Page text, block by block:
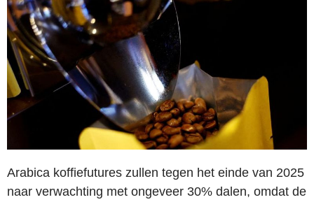
Arabica koffiefutures zullen tegen het einde van 2025
naar verwachting met ongeveer 30% dalen, omdat de